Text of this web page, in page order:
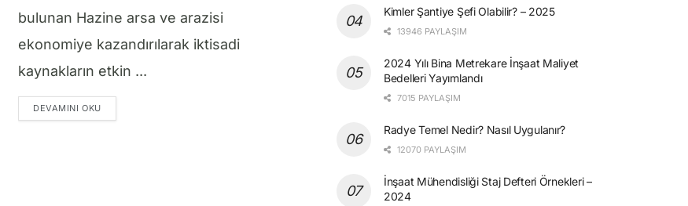
bulunan Hazine arsa ve arazisi
ekonomiye kazandırılarak iktisadi
kaynakların etkin ...
DEVAMINI OKUDETAILS
Kimler Şantiye Şefi Olabilir? – 2025
13946 PAYLAŞIM
2024 Yılı Bina Metrekare İnşaat Maliyet
Bedelleri Yayımlandı
7015 PAYLAŞIM
Radye Temel Nedir? Nasıl Uygulanır?
12070 PAYLAŞIM
İnşaat Mühendisliği Staj Defteri Örnekleri –
2024